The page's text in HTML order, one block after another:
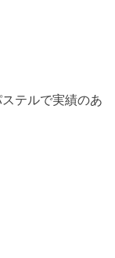
テルで実績のあ